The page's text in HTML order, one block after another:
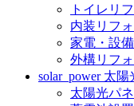
トイレリ
内装リフ
家電・設
外構リフ
solar_power 太陽
太陽光パ